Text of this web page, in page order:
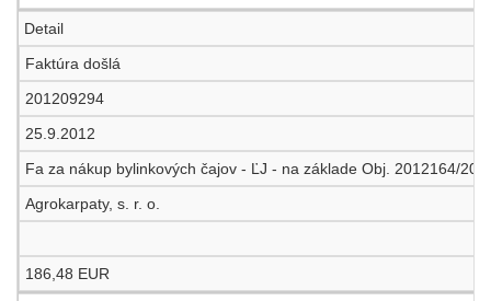
Detail
Faktúra došlá
201209294
25.9.2012
Fa za nákup bylinkových čajov - ĽJ - na základe Obj. 2012164/
Agrokarpaty, s. r. o.
186,48 EUR